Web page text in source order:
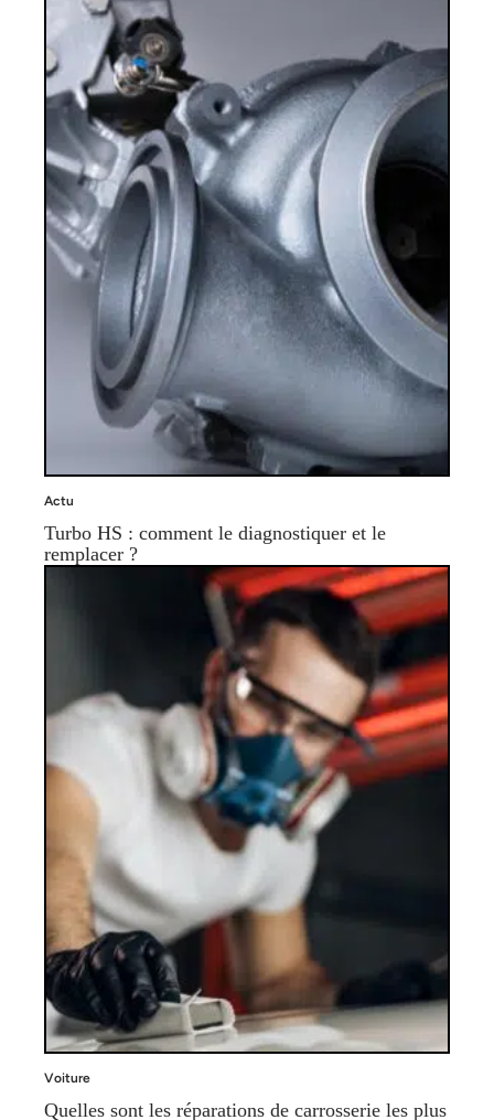
Actu
Turbo HS : comment le diagnostiquer et le
remplacer ?
Voiture
Quelles sont les réparations de carrosserie les plus